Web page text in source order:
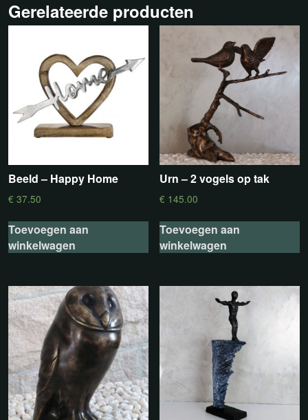
Gerelateerde producten
Beeld – Happy Home
€ 37.50
Toevoegen aan
winkelwagen
Urn – 2 vogels op tak
€ 145.00
Toevoegen aan
winkelwagen